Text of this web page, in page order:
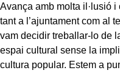
Avança amb molta il·lusió
tant a l’ajuntament com al
vam decidir treballar-lo de
espai cultural sense la
cultura popular. Estem a